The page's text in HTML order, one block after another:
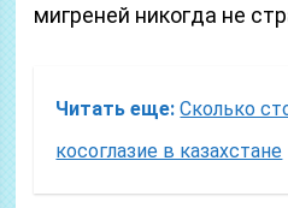
мигреней никогда не
Читать еще: Сколько
косоглазие в казахстане